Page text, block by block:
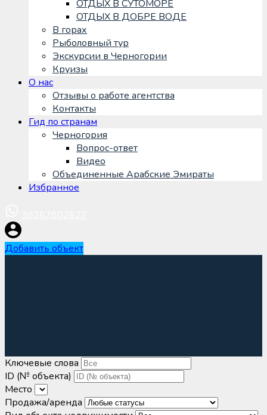
ОТДЫХ В СУТОМОРЕ
ОТДЫХ В ДОБРЕ ВОДЕ
В горах
Рыболовный тур
Экскурсии в Черногории
Круизы
О нас
Отзывы о работе агентства
Контакты
Гид по странам
Черногория
Вопрос-ответ
Видео
Объединенные Арабские Эмираты
Избранное
Добавить объект
Ключевые слова
ID (№ объекта)
Место
Продажа/аренда